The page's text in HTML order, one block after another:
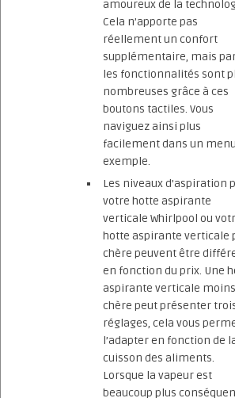
amoureux de la
Cela n’apporte pas
réellement un confort
supplémentaire, mais
les fonctionnalités sont
nombreuses grâce à ces
boutons tactiles. Vous
naviguez ainsi plus
facilement dans un
exemple.
Les niveaux d’aspiration
votre hotte aspirante
verticale Whirlpool ou
hotte aspirante verticale
chère peuvent être
en fonction du prix. Une
aspirante verticale moins
chère peut présenter
réglages, cela vous
l’adapter en fonction de
cuisson des aliments.
Lorsque la vapeur est
beaucoup plus